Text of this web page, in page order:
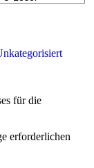
für die
erforderlichen